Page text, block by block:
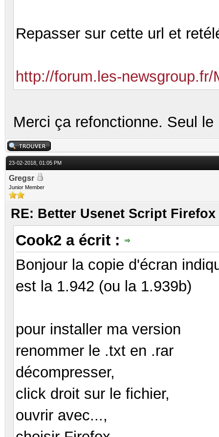
Repasser sur cette url et
http://forum.les-
Merci ça refonctionne. Seul
23-02-2018, 01:05 PM
Gregsr
Junior Member
RE: Better Usenet Script
Cook2 a écrit :
Bonjour la copie d'écran
est la 1.942 (ou la 1.939b)
pour installer ma version
renommer le .txt en .rar
décompresser,
click droit sur le fichier,
ouvrir avec...,